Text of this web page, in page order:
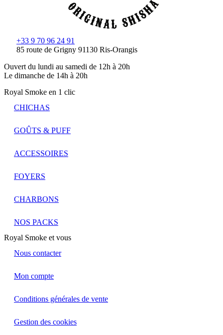
+33 9 70 96 24 91
85 route de Grigny 91130 Ris-Orangis
Ouvert du lundi au samedi de 12h à 20h
Le dimanche de 14h à 20h
Royal Smoke en 1 clic
CHICHAS
GOÛTS & PUFF
ACCESSOIRES
FOYERS
CHARBONS
NOS PACKS
Royal Smoke et vous
Nous contacter
Mon compte
Conditions générales de vente
Gestion des cookies